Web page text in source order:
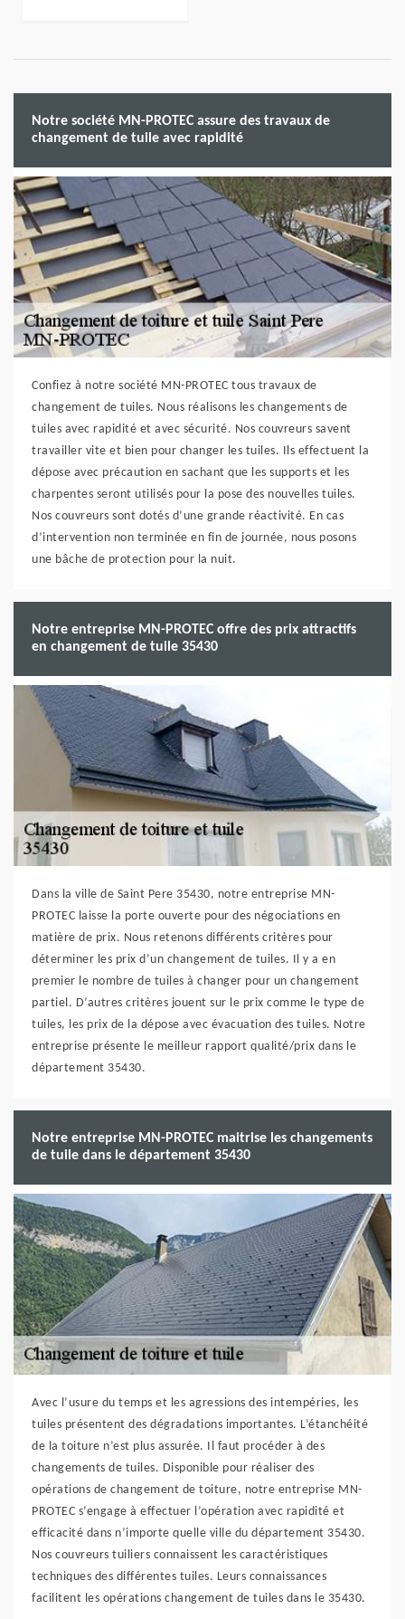
Notre société MN-PROTEC assure des travaux de
changement de tuile avec rapidité
Confiez à notre société MN-PROTEC tous travaux de
changement de tuiles. Nous réalisons les changements de
tuiles avec rapidité et avec sécurité. Nos couvreurs savent
travailler vite et bien pour changer les tuiles. Ils effectuent la
dépose avec précaution en sachant que les supports et les
charpentes seront utilisés pour la pose des nouvelles tuiles.
Nos couvreurs sont dotés d’une grande réactivité. En cas
d’intervention non terminée en fin de journée, nous posons
une bâche de protection pour la nuit.
Notre entreprise MN-PROTEC offre des prix attractifs
en changement de tuile 35430
Dans la ville de Saint Pere 35430, notre entreprise MN-
PROTEC laisse la porte ouverte pour des négociations en
matière de prix. Nous retenons différents critères pour
déterminer les prix d’un changement de tuiles. Il y a en
premier le nombre de tuiles à changer pour un changement
partiel. D’autres critères jouent sur le prix comme le type de
tuiles, les prix de la dépose avec évacuation des tuiles. Notre
entreprise présente le meilleur rapport qualité/prix dans le
département 35430.
Notre entreprise MN-PROTEC maitrise les changements
de tuile dans le département 35430
Avec l’usure du temps et les agressions des intempéries, les
tuiles présentent des dégradations importantes. L’étanchéité
de la toiture n’est plus assurée. Il faut procéder à des
changements de tuiles. Disponible pour réaliser des
opérations de changement de toiture, notre entreprise MN-
PROTEC s’engage à effectuer l’opération avec rapidité et
efficacité dans n’importe quelle ville du département 35430.
Nos couvreurs tuiliers connaissent les caractéristiques
techniques des différentes tuiles. Leurs connaissances
facilitent les opérations changement de tuiles dans le 35430.